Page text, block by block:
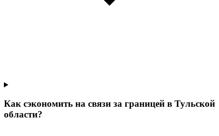
Как сэкономить на связи за границей в Тульской
области?